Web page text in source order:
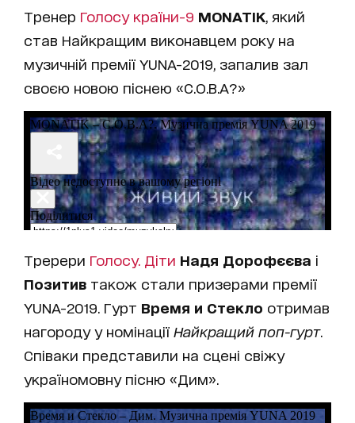
Тренер Голосу країни-9 MONATIK , який
став Найкращим виконавцем року на
музичній премії YUNA-2019, запалив зал
своєю новою піснею «C.O.B.A?»
Тререри Голосу. Діти Надя Дорофєєва і
Позитив також стали призерами премії
YUNA-2019. Гурт Время и Стекло отримав
нагороду у номінації Найкращий поп-гурт.
Співаки представили на сцені свіжу
україномовну пісню «Дим».